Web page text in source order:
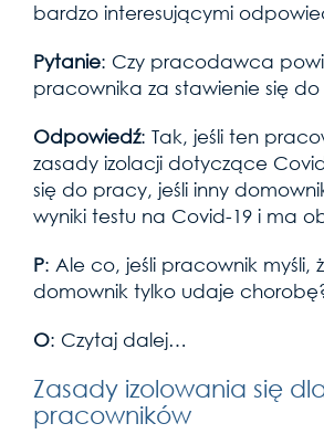
bardzo interesującymi
Pytanie: Czy pracodawca
pracownika za stawienie się
Odpowiedź: Tak, jeśli ten
zasady izolacji dotyczące
się do pracy, jeśli inny
wyniki testu na Covid-19 i ma
P: Ale co, jeśli pracownik myśli,
domownik tylko udaje
O: Czytaj dalej…
Zasady izolowania się
pracowników